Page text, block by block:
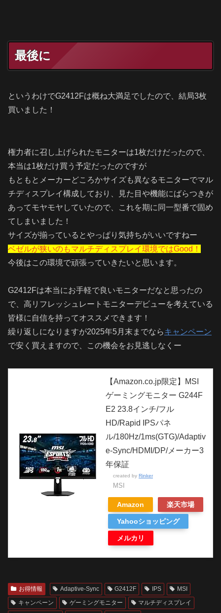
最後に
というわけでG2412Fは概ね大満足でしたので、結局3枚
買いました！
権力者に召し上げられたモニターは1枚だけだったので、
本当は1枚だけ買う予定だったのですが
もともとメーカーどころかサイズも異なるモニターでマル
チディスプレイ構成しており、見た目や機能にばらつきが
あってモヤモヤしていたので、これを期に同一型番で固め
てしまいました！
サイズが揃っているとやっぱり気持ちがいいですねー
ベゼルが狭いのもマルチディスプレイ環境ではGood！
今後はこの環境で頑張っていきたいと思います。
G2412Fは本当にお手軽で良いモニターだなと思ったの
で、高リフレッシュレートモニターデビューを考えている
皆様に自信を持ってオススメできます！
繰り返しになりますが2025年5月末までならキャンペーン
で安く買えますので、この機会をお見逃しなくー
【Amazon.co.jp限定】MSI
ゲーミングモニター G244F
E2 23.8インチ/フル
HD/Rapid IPSパネ
ル/180Hz/1ms(GTG)/Adaptiv
e-Sync/HDMI/DP/メーカー3
年保証
created by Rinker
MSI
Amazon 楽天市場
Yahooショッピング
メルカリ
お得情報 Adaptive-Sync G2412F IPS
MSI
キャンペーン
ゲーミングモニター
マルチディスプレイ